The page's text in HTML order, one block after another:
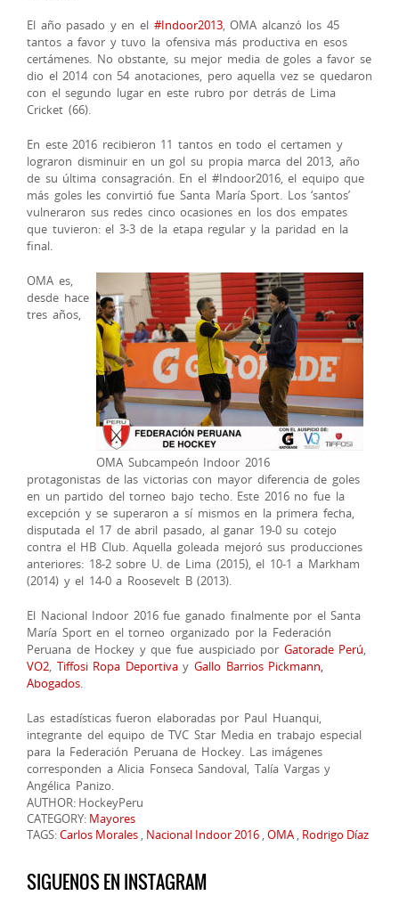
El año pasado y en el ‪#‎Indoor2013‬, OMA alcanzó los 45
tantos a favor y tuvo la ofensiva más productiva en esos
certámenes. No obstante, su mejor media de goles a favor se
dio el 2014 con 54 anotaciones, pero aquella vez se quedaron
con el segundo lugar en este rubro por detrás de Lima
Cricket (66).
En este 2016 recibieron 11 tantos en todo el certamen y
lograron disminuir en un gol su propia marca del 2013, año
de su última consagración. En el #Indoor2016, el equipo que
más goles les convirtió fue Santa María Sport. Los ‘santos’
vulneraron sus redes cinco ocasiones en los dos empates
que tuvieron: el 3-3 de la etapa regular y la paridad en la
final.
OMA Subcampeón Indoor 2016
OMA es,
desde hace
tres años,
protagonistas de las victorias con mayor diferencia de goles
en un partido del torneo bajo techo. Este 2016 no fue la
excepción y se superaron a sí mismos en la primera fecha,
disputada el 17 de abril pasado, al ganar 19-0 su cotejo
contra el HB Club. Aquella goleada mejoró sus producciones
anteriores: 18-2 sobre U. de Lima (2015), el 10-1 a Markham
(2014) y el 14-0 a Roosevelt B (2013).
El Nacional Indoor 2016 fue ganado finalmente por el Santa
María Sport en el torneo organizado por la Federación
Peruana de Hockey y que fue auspiciado por Gatorade Perú,
VO2, Tiffosi Ropa DeportivayGallo Barrios Pickmann,
Abogados.
Las estadísticas fueron elaboradas por Paul Huanqui,
integrante del equipo de TVC Star Media en trabajo especial
para la Federación Peruana de Hockey. Las imágenes
corresponden a Alicia Fonseca Sandoval, Talía Vargas y
Angélica Panizo.
AUTHOR: HockeyPeru
CATEGORY: Mayores
TAGS:Carlos Morales , Nacional Indoor 2016 ,OMA , Rodrigo Díaz
SIGUENOS EN INSTAGRAM